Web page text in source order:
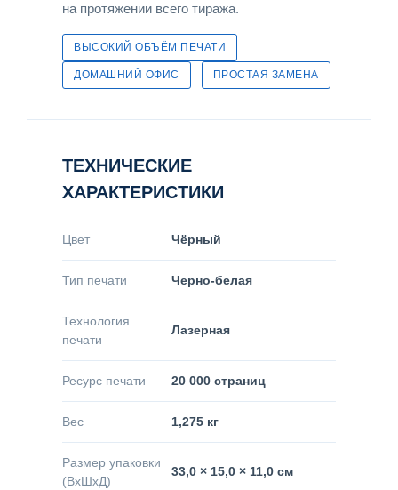
на протяжении всего тиража.
ВЫСОКИЙ ОБЪЁМ ПЕЧАТИ
ДОМАШНИЙ ОФИС ПРОСТАЯ ЗАМЕНА
ТЕХНИЧЕСКИЕ
ХАРАКТЕРИСТИКИ
Цвет Чёрный
Тип печати Черно-белая
Технология
печати
Лазерная
Ресурс печати 20 000 страниц
Вес 1,275 кг
Размер упаковки
(ВхШхД)
33,0 × 15,0 × 11,0 см